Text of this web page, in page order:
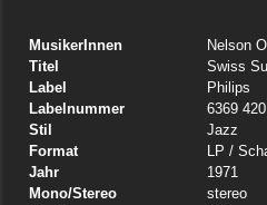
MusikerInnen
Nelson
Titel
Swiss
Label
Philips
Labelnummer
6369 420
Stil
Jazz
Format
LP /
Jahr
1971
Mono/Stereo
stereo